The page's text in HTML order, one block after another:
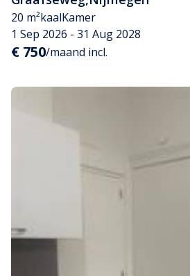
20 m²kaalKamer
1 Sep 2026 - 31 Aug 2028
€ 750/maand incl.